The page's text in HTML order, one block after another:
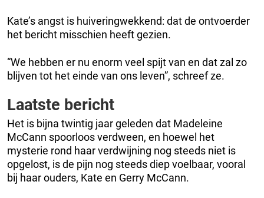
Kate’s angst is huiveringwekkend: dat de ontvoerder
het bericht misschien heeft gezien.
“We hebben er nu enorm veel spijt van en dat zal zo
blijven tot het einde van ons leven”, schreef ze.
Laatste bericht
Het is bijna twintig jaar geleden dat Madeleine
McCann spoorloos verdween, en hoewel het
mysterie rond haar verdwijning nog steeds niet is
opgelost, is de pijn nog steeds diep voelbaar, vooral
bij haar ouders, Kate en Gerry McCann.